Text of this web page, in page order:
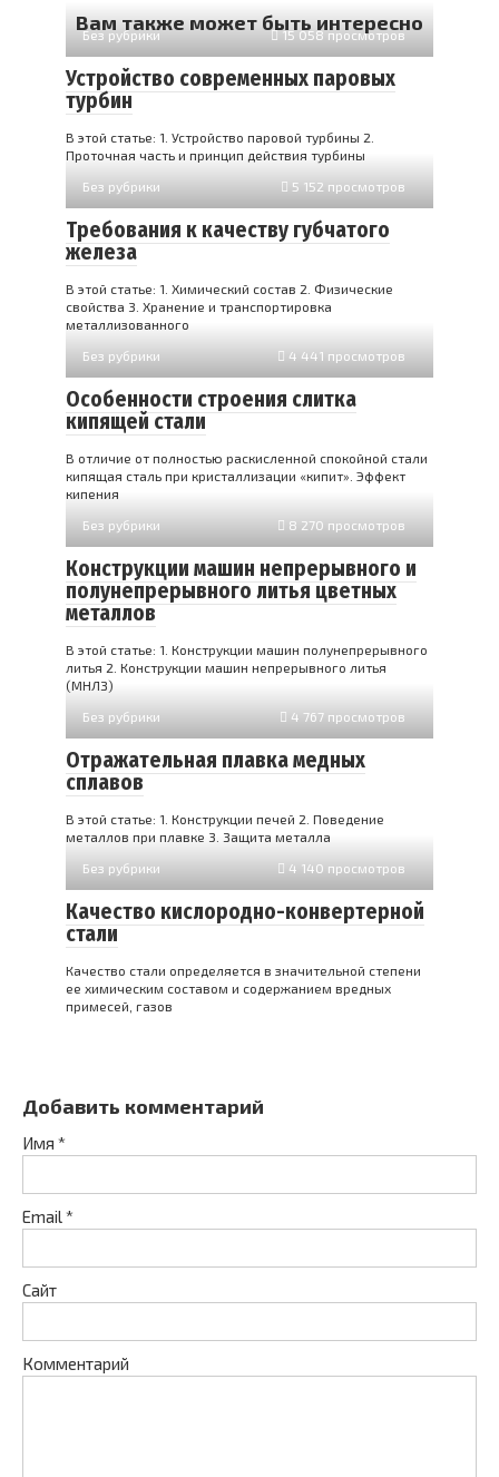
Вам также может быть интересно
Без рубрики 15 058 просмотров
Устройство современных паровых
турбин
В этой статье: 1. Устройство паровой турбины 2.
Проточная часть и принцип действия турбины
Без рубрики
5 152 просмотров
Требования к качеству губчатого
железа
В этой статье: 1. Химический состав 2. Физические
свойства 3. Хранение и транспортировка
металлизованного
Без рубрики
4 441 просмотров
Особенности строения слитка
кипящей стали
В отличие от полностью раскисленной спокойной стали
кипя­щая сталь при кристаллизации «кипит». Эффект
кипения
Без рубрики
8 270 просмотров
Конструкции машин непрерывного и
полунепрерывного литья цветных
металлов
В этой статье: 1. Конструкции машин полунепрерывного
литья 2. Конструкции машин непрерывного литья
(МНЛЗ)
Без рубрики
4 767 просмотров
Отражательная плавка медных
сплавов
В этой статье: 1. Конструкции печей 2. Поведение
металлов при плавке 3. Защита металла
Без рубрики
4 140 просмотров
Качество кислородно-конвертерной
стали
Качество стали определяется в значительной степени
ее химическим составом и содержанием вредных
примесей, газов
Добавить комментарий
Имя *
Email*
Сайт
Комментарий